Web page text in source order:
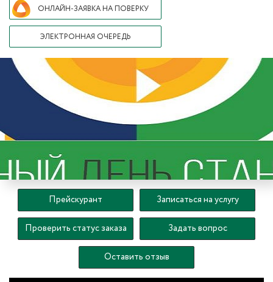
ОНЛАЙН-ЗАЯВКА НА ПОВЕРКУ
ЭЛЕКТРОННАЯ ОЧЕРЕДЬ
Прейскурант Записаться на услугу
Проверить статус заказа Задать вопрос
Оставить отзыв